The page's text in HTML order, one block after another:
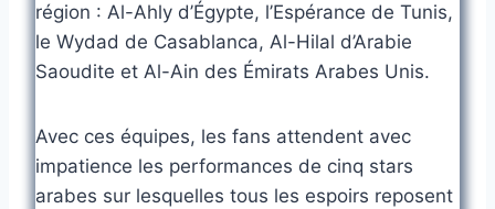
région : Al-Ahly d’Égypte, l’Espérance de Tunis,
le Wydad de Casablanca, Al-Hilal d’Arabie
Saoudite et Al-Ain des Émirats Arabes Unis.
Avec ces équipes, les fans attendent avec
impatience les performances de cinq stars
arabes sur lesquelles tous les espoirs reposent